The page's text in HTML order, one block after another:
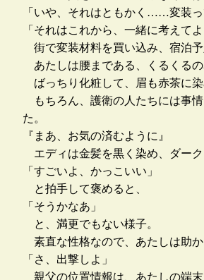
「いや、それはともかく……変装っ
「それはこれから、一緒に考えてよ
街で変装材料を買い込み、宿泊予
あたしは腰まである、くるくるの
ばっちり化粧して、眉も赤茶に染
もちろん、護衛の人たちには事
た。
『まあ、お気の済むように』
エディは金髪を黒く染め、ダーク
「すごいよ、かっこいい」
と拍手して褒めると、
「そうかなあ」
と、満更でもない様子。
素直な性格なので、あたしは助か
「さ、出撃しよ」
親父の位置情報は、あたしの端末